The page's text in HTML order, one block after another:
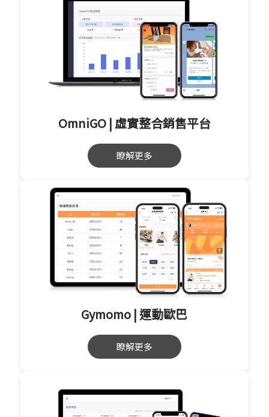
OmniGO | 虛實整合銷售平台
瞭解更多
Gymomo | 運動歐巴
瞭解更多